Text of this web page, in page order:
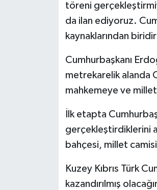
töreni
da ilan ediyoruz.
kaynaklarından
Cumhurbaşkanı
metrekarelik alanda
mahkemeye ve
İlk etapta
gerçekleştirdiklerini
bahçesi, millet
Kuzey Kıbrıs Türk
kazandırılmış